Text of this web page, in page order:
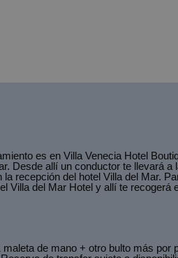
es en Villa Venecia Hotel
Desde allí un conductor te llevará a
recepción del hotel Villa del Mar.
Villa del Mar Hotel y allí te recogerá
de mano + otro bulto más por